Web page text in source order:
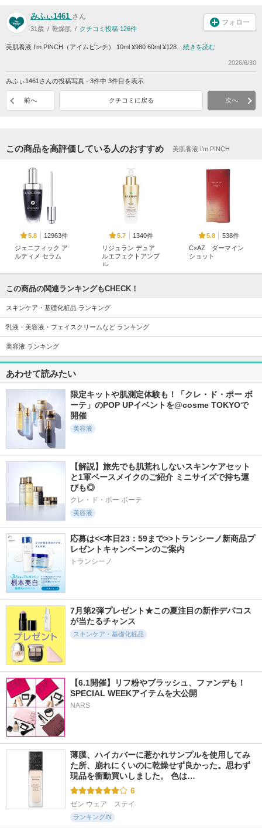
みふぃ1461 さん
31歳 乾燥肌 クチコミ投稿 126件
フォロー
美肌養液 I’m PINCH（アイムピンチ） 10ml ¥980 60ml ¥128… 続きを読む
2026/6/30
みふぃ1461さんの投稿写真 - 3件中 3件目を表示
前へ クチコミに戻る 次へ
この商品を高評価している人のおすすめ 美肌養液 I’m PINCH
5.8
12963件
ジェニフィック ア
ルティメ セラム
5.7
1340件
リジュラン デュア
ルエフェクトアンプ
ル
COSMETICS)
5.8
538件
C×AZ ダーマイン
ショット
ガラクトポアオーツ
ートナー
グルタチオントナー
SKIN＆LAB(スキンア
ンドラブ)
5.8
718件
オンマイスキン ハ
ューション フェイ
ス用
6.2
530件
EIOM トラブルパッ
6.4
606件
NMNプラスリフト
アイクリーム
CHARDE
リーム
EIOM
ンズ オイル アロマ
6.0
434件
ローメルト クレン
ジングバーム クロ
AHRES(アーレス)
FATION
essenciel
この商品の関連ランキングもCHECK！
スキンケア・基礎化粧品 ランキング
乳液・美容液・フェイスクリームなど ランキング
美容液 ランキング
あわせて読みたい
限定キットや肌測定体験も！「クレ・ド・ポー ボ
ーテ」のPOP UPイベントを@cosme TOKYOで
開催
美容液
【解説】旅先でも肌荒れしないスキンケアセット
と1軍ベースメイクのご紹介 ミニサイズで持ち運
びも◎
クレ・ド・ポー ボーテ
美容液
応募は<<本日23：59まで>>トランシーノ新商品プ
レゼントキャンペーンのご案内
トランシーノ
7月第2弾プレゼント★この夏注目の新作デパコス
が当たるチャンス
スキンケア・基礎化粧品
【6.1開催】リフ粉やブラッシュ、ファンデも！
SPECIAL WEEKアイテムを大公開
NARS
薄膜、ハイカバーに惹かれサンプルを使用してみ
た所、崩れにくいのに乾燥せず良かった。思わず
現品を衝動買いしました。 色は…
6
ゼン ウェア　ステイ
ランキングIN